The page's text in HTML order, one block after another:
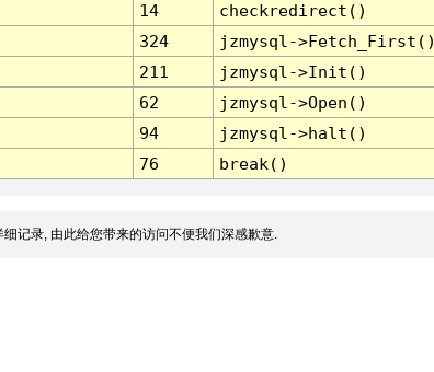
14
checkredirect()
324
jzmysql-
211
jzmysql->Init()
62
jzmysql->Open()
94
jzmysql->halt()
76 break()
记录, 由此给您带来的访问不便我们深感歉意.